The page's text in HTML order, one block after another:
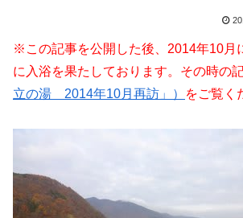
※この記事を公開した後、2014年10月
に入浴を果たしております。その時の
立の湯 2014年10月再訪」）
をご覧く